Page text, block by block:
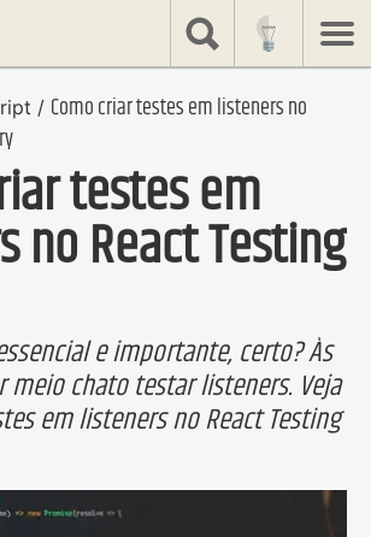
/ Como criar testes em listeners no
testes em
no React Testing
e importante, certo? Às
meio chato testar listeners. Veja
em listeners no React Testing